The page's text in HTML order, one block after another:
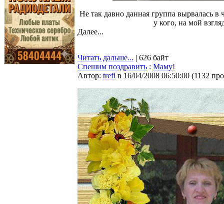
Не так давно данная группа вырвалась
у кого, на мой
Далее...
Читать дальше... | 626 байт
Спешим поздравить : Маму!
Автор: trefi в 16/04/2008 06:50:00 (1132